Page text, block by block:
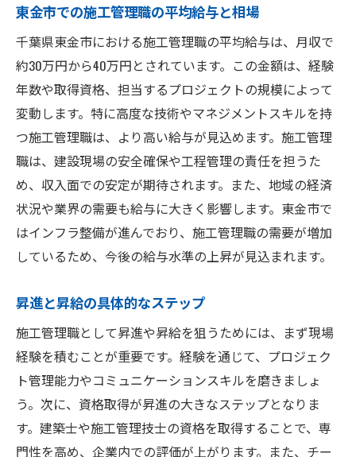
東金市での施工管理職の平均給与と相場
千葉県東金市における施工管理職の平均給与は、月収で
約30万円から40万円とされています。この金額は、経験
年数や取得資格、担当するプロジェクトの規模によって
変動します。特に高度な技術やマネジメントスキルを持
つ施工管理職は、より高い給与が見込めます。施工管理
職は、建設現場の安全確保や工程管理の責任を担うた
め、収入面での安定が期待されます。また、地域の経済
状況や業界の需要も給与に大きく影響します。東金市で
はインフラ整備が進んでおり、施工管理職の需要が増加
しているため、今後の給与水準の上昇が見込まれます。
昇進と昇給の具体的なステップ
施工管理職として昇進や昇給を狙うためには、まず現場
経験を積むことが重要です。経験を通じて、プロジェク
ト管理能力やコミュニケーションスキルを磨きましょ
う。次に、資格取得が昇進の大きなステップとなりま
す。建築士や施工管理技士の資格を取得することで、専
門性を高め、企業内での評価が上がります。また、チー